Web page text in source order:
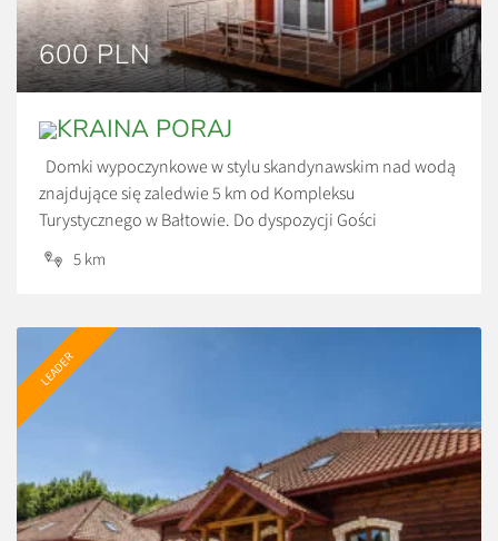
600 PLN
KRAINA PORAJ
Domki wypoczynkowe w stylu skandynawskim nad wodą
znajdujące się zaledwie 5 km od Kompleksu
Turystycznego w Bałtowie. Do dyspozycji Gości
udostępniono 3 domki czteroosobowe z pełnym
wyposażeniem RTV i AGD w zachwycającym miejscu.
własne jeziorko na wyłączność. Ceny: *600 zł/doba *Cena
za wynajem całego domku, przy […]
5 km
LEADER